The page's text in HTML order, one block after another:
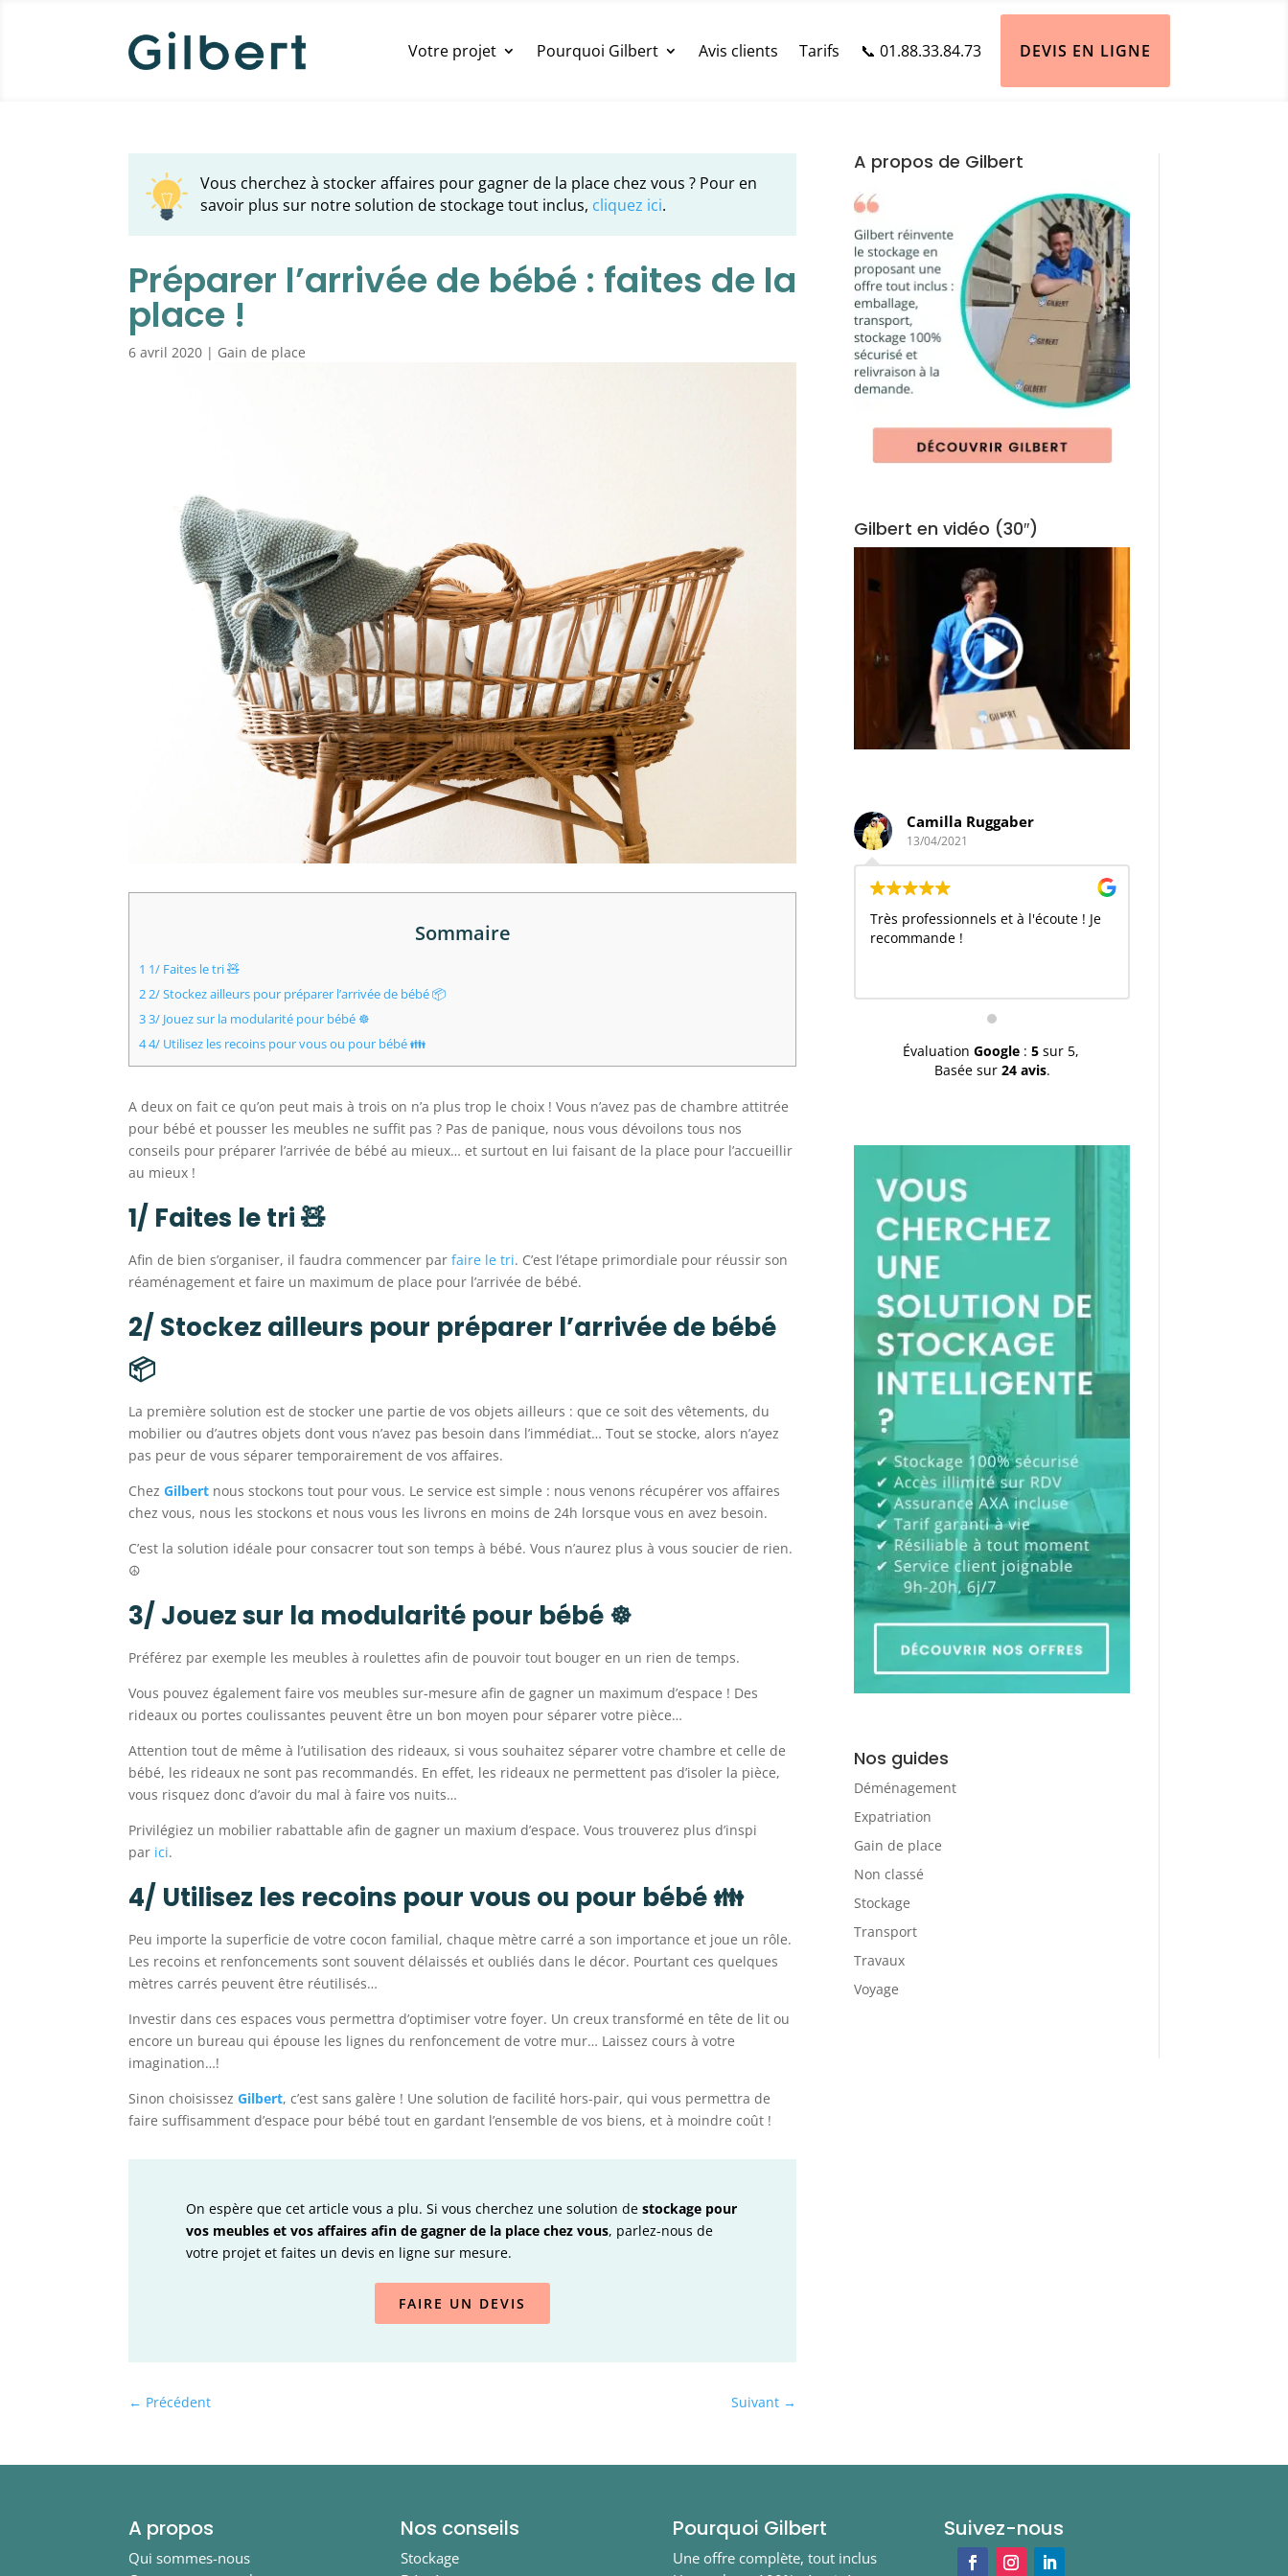
Votre projet Pourquoi Gilbert Avis clients Tarifs 📞 01.88.33.84.73 DEVIS EN LIGNE
Vous cherchez à stocker affaires pour gagner de la place chez vous ? Pour en
savoir plus sur notre solution de stockage tout inclus, cliquez ici.
Préparer l’arrivée de bébé : faites de la
place !
6 avril 2020 | Gain de place
Sommaire
1 1/ Faites le tri 🧸
22/ Stockez ailleurs pour préparer l’arrivée de bébé 📦
33/ Jouez sur la modularité pour bébé ☸️
44/ Utilisez les recoins pour vous ou pour bébé 👪
A deux on fait ce qu’on peut mais à trois on n’a plus trop le choix ! Vous n’avez pas de chambre attitrée
pour bébé et pousser les meubles ne suffit pas ? Pas de panique, nous vous dévoilons tous nos
conseils pour préparer l’arrivée de bébé au mieux… et surtout en lui faisant de la place pour l’accueillir
au mieux !
1/ Faites le tri 🧸
Afin de bien s’organiser, il faudra commencer parfaire le tri. C’est l’étape primordiale pour réussir son
réaménagement et faire un maximum de place pour l’arrivée de bébé.
2/ Stockez ailleurs pour préparer l’arrivée de bébé
📦
La première solution est de stocker une partie de vos objets ailleurs : que ce soit des vêtements, du
mobilier ou d’autres objets dont vous n’avez pas besoin dans l’immédiat… Tout se stocke, alors n’ayez
pas peur de vous séparer temporairement de vos affaires.
Chez Gilbert nous stockons tout pour vous. Le service est simple : nous venons récupérer vos affaires
chez vous, nous les stockons et nous vous les livrons en moins de 24h lorsque vous en avez besoin.
C’est la solution idéale pour consacrer tout son temps à bébé. Vous n’aurez plus à vous soucier de rien.
☮︎
3/ Jouez sur la modularité pour bébé ☸️
Préférez par exemple les meubles à roulettes afin de pouvoir tout bouger en un rien de temps.
Vous pouvez également faire vos meubles sur-mesure afin de gagner un maximum d’espace ! Des
rideaux ou portes coulissantes peuvent être un bon moyen pour séparer votre pièce…
Attention tout de même à l’utilisation des rideaux, si vous souhaitez séparer votre chambre et celle de
bébé, les rideaux ne sont pas recommandés. En effet, les rideaux ne permettent pas d’isoler la pièce,
vous risquez donc d’avoir du mal à faire vos nuits…
Privilégiez un mobilier rabattable afin de gagner un maxium d’espace. Vous trouverez plus d’inspi
par ici.
4/ Utilisez les recoins pour vous ou pour bébé 👪
Peu importe la superficie de votre cocon familial, chaque mètre carré a son importance et joue un rôle.
Les recoins et renfoncements sont souvent délaissés et oubliés dans le décor. Pourtant ces quelques
mètres carrés peuvent être réutilisés…
Investir dans ces espaces vous permettra d’optimiser votre foyer. Un creux transformé en tête de lit ou
encore un bureau qui épouse les lignes du renfoncement de votre mur… Laissez cours à votre
imagination…!
Sinon choisissezGilbert, c’est sans galère ! Une solution de facilité hors-pair, qui vous permettra de
faire suffisamment d’espace pour bébé tout en gardant l’ensemble de vos biens, et à moindre coût !
On espère que cet article vous a plu. Si vous cherchez une solution destockage pour
vos meubles et vos affaires afin de gagner de la place chez vous, parlez-nous de
votre projet et faites un devis en ligne sur mesure.
FAIRE UN DEVIS
← Précédent Suivant →
A propos de Gilbert
Gilbert en vidéo (30″)
Camilla Ruggaber
13/04/2021
Très professionnels et à l'écoute ! Je
recommande !
Évaluation Google: 5sur 5,
Basée sur24 avis.
Nos guides
Déménagement
Expatriation
Gain de place
Non classé
Stockage
Transport
Travaux
Voyage
A propos
Qui sommes-nous
Nos conseils
Stockage
Pourquoi Gilbert
Une offre complète, tout inclus
Suivez-nous